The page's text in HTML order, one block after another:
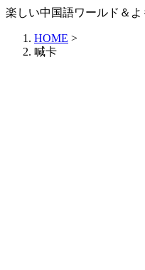
楽しい中国語ワールド＆よ
HOME >
喊卡